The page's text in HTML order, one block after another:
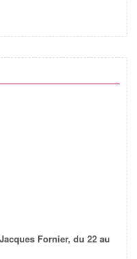
Fornier, du 22 au